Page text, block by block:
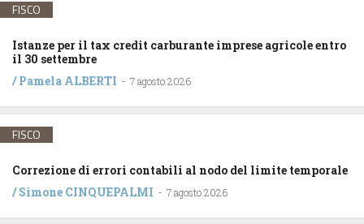
FISCO
Istanze per il tax credit carburante imprese agricole entro
il 30 settembre
/Pamela ALBERTI - 7 agosto 2026
FISCO
Correzione di errori contabili al nodo del limite temporale
/Simone CINQUEPALMI - 7 agosto 2026